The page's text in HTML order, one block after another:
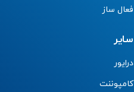
فعال ساز
سایر
درایور
کامپوننت